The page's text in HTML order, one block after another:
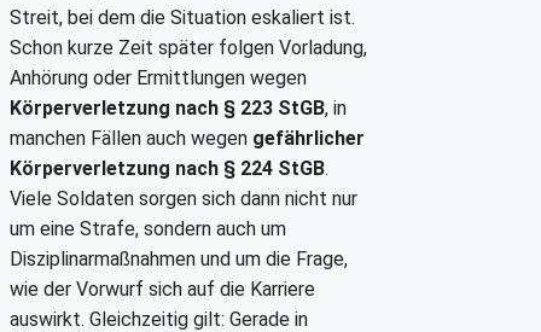
Streit, bei dem die Situation eskaliert ist.
Schon kurze Zeit später folgen Vorladung,
Anhörung oder Ermittlungen wegen
Körperverletzung nach § 223 StGB, in
manchen Fällen auch wegen gefährlicher
Körperverletzung nach § 224 StGB.
Viele Soldaten sorgen sich dann nicht nur
um eine Strafe, sondern auch um
Disziplinarmaßnahmen und um die Frage,
wie der Vorwurf sich auf die Karriere
auswirkt. Gleichzeitig gilt: Gerade in